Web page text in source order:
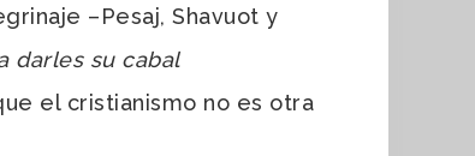
–Pesaj, Shavuot y
darles su cabal
el cristianismo no es otra